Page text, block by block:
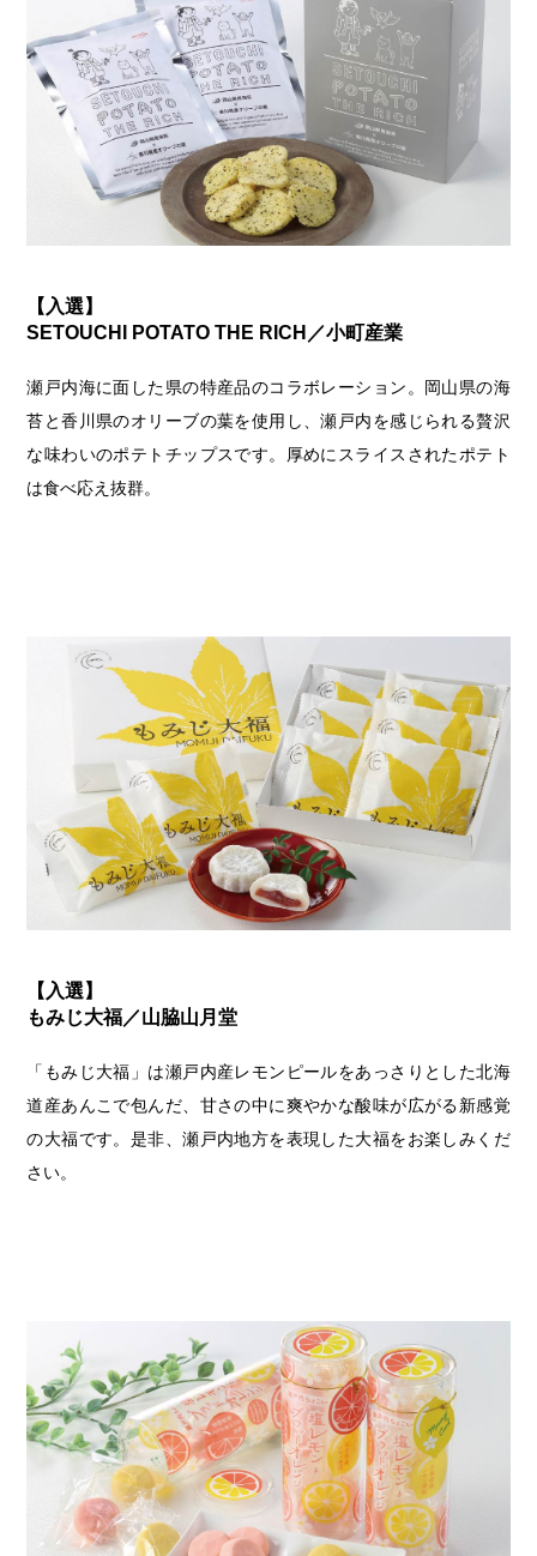
【入選】
SETOUCHI POTATO THE RICH／小町産業
瀬戸内海に面した県の特産品のコラボレーション。岡山県の海
苔と香川県のオリーブの葉を使用し、瀬戸内を感じられる贅沢
な味わいのポテトチップスです。厚めにスライスされたポテト
は食べ応え抜群。
【入選】
もみじ大福／山脇山月堂
「もみじ大福」は瀬戸内産レモンピールをあっさりとした北海
道産あんこで包んだ、甘さの中に爽やかな酸味が広がる新感覚
の大福です。是非、瀬戸内地方を表現した大福をお楽しみくだ
さい。